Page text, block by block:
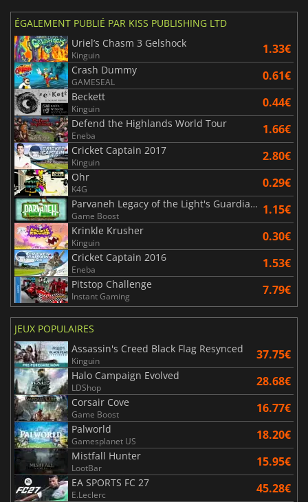
ÉGALEMENT PUBLIÉ PAR KISS PUBLISHING LTD
Uriel’s Chasm 3 Gelshock
Kinguin 1.33€
Crash Dummy
GAMESEAL 0.61€
Beckett
Kinguin 0.44€
Defend the Highlands World Tour
Eneba 1.66€
Cricket Captain 2017
Kinguin 2.80€
Ohr
K4G 0.29€
Parvaneh Legacy of the Light's Guardians
Game Boost 1.15€
Krinkle Krusher
Kinguin 0.30€
Cricket Captain 2016
Eneba 1.53€
Pitstop Challenge
Instant Gaming 7.79€
JEUX POPULAIRES
Assassin's Creed Black Flag Resynced
Kinguin 37.75€
Halo Campaign Evolved
LDShop 28.68€
Corsair Cove
Game Boost 16.77€
Palworld
Gamesplanet US 18.20€
Mistfall Hunter
LootBar 15.95€
EA SPORTS FC 27
E.Leclerc 45.28€